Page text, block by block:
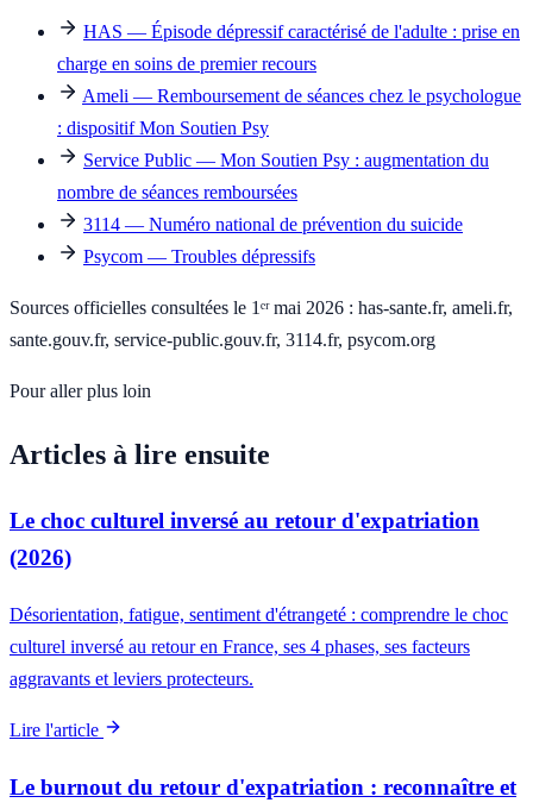
HAS — Épisode dépressif caractérisé de l'adulte : prise en
charge en soins de premier recours
Ameli — Remboursement de séances chez le psychologue
: dispositif Mon Soutien Psy
Service Public — Mon Soutien Psy : augmentation du
nombre de séances remboursées
3114 — Numéro national de prévention du suicide
Psycom — Troubles dépressifs
Sources officielles consultées le 1ᵉʳ mai 2026 : has-sante.fr, ameli.fr,
sante.gouv.fr, service-public.gouv.fr, 3114.fr, psycom.org
Pour aller plus loin
Articles à lire ensuite
Le choc culturel inversé au retour d'expatriation
(2026)
Désorientation, fatigue, sentiment d'étrangeté : comprendre le choc
culturel inversé au retour en France, ses 4 phases, ses facteurs
aggravants et leviers protecteurs.
Lire l'article
Le burnout du retour d'expatriation : reconnaître et